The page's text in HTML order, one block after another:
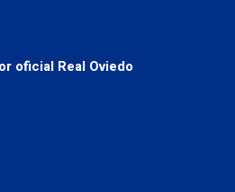
oficial Real Oviedo